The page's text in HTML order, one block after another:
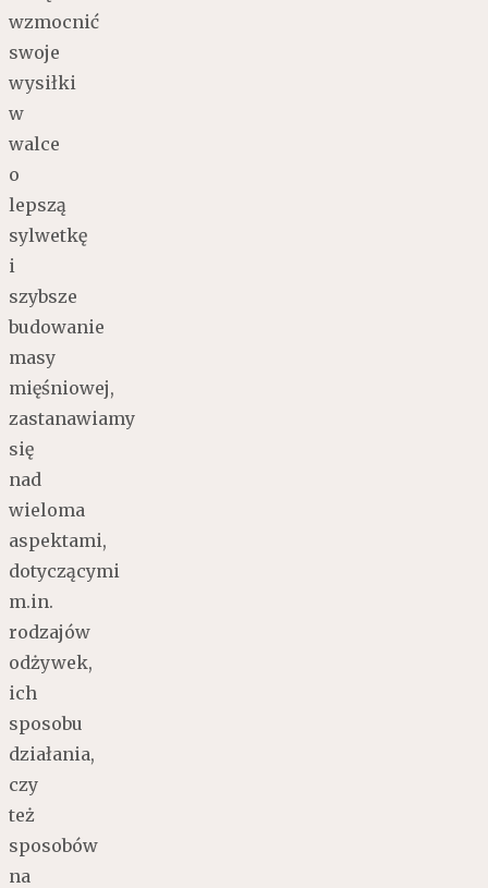
wzmocnić
swoje
wysiłki
w
walce
o
lepszą
sylwetkę
i
szybsze
budowanie
masy
mięśniowej,
zastanawiamy
się
nad
wieloma
aspektami,
dotyczącymi
m.in.
rodzajów
odżywek,
ich
sposobu
działania,
czy
też
sposobów
na